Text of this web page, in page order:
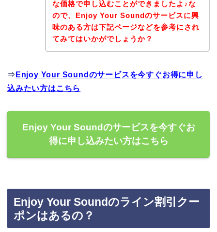
な価格で申し込むことができましたよ♪な
ので、Enjoy Your Soundのサービスに興
味のある方は下記ページなどを参考にされ
てみてはいかがでしょうか？
⇒ Enjoy Your Soundのサービスを今すぐお得に申し
込みたい方はこちら
Enjoy Your Soundのサービスを今すぐお
得に申し込みたい方はこちら
Enjoy Your Soundのライン割引クー
ポンはあるの？